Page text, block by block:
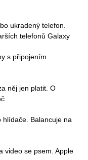
ukradený telefon.
telefonů Galaxy
s připojením.
něj jen platit. O
hlídače. Balancuje na
video se psem. Apple